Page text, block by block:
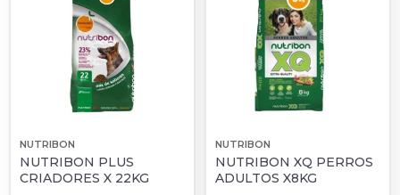
NUTRIBON
NUTRIBON PLUS
CRIADORES X 22KG
NUTRIBON
NUTRIBON XQ PERROS
ADULTOS X8KG